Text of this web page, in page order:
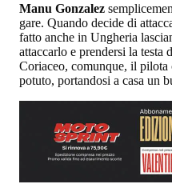
Manu Gonzalez
gare. Quando decide di
fatto anche in Ungheria
attaccarlo e prendersi la testa
Coriaceo, comunque, il pilota
potuto, portandosi a casa un